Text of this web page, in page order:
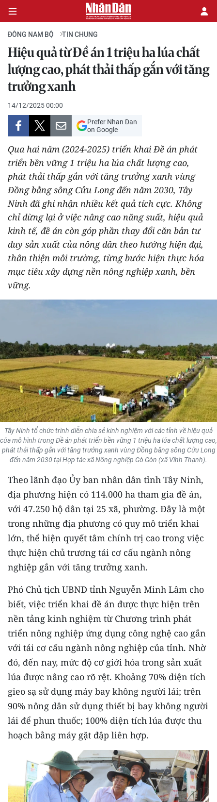
CHÍNH TRỊ
KINH TẾ
VĂN HÓA
XÃ HỘI
PHÁP LUẬT
DU LỊCH
THẾ GIỚI
THỂ THAO
GIÁO DỤC
Y TẾ
KHOA HỌC - CÔNG NGHỆ
BẠN ĐỌC
KIỂM CHỨNG THÔNG TIN
TRI THỨC CHUYÊN SÂU
54 DÂN TỘC VIỆT NAM
CHƯƠNG TRÌNH OCOP - MỖI XÃ
MỘT SẢN PHẨM
RADIO
MEDIA CENTER
E-Magazine
Video
Media Chính trị
Media Kinh tế
Media Văn hóa
Media Xã hội
Media Pháp luật
Media Du lịch
Media Thế giới
Media Thể thao
Media Giáo dục
Media Y tế
Media Khoa học - Công nghệ
ĐÔNG NAM BỘ TIN CHUNG
Hiệu quả từ Đề án 1 triệu ha lúa chất
lượng cao, phát thải thấp gắn với tăng
trưởng xanh
14/12/2025 00:00
Prefer Nhan Dan
on Google
Qua hai năm (2024-2025) triển khai Đề án phát
triển bền vững 1 triệu ha lúa chất lượng cao,
phát thải thấp gắn với tăng trưởng xanh vùng
Đồng bằng sông Cửu Long đến năm 2030, Tây
Ninh đã ghi nhận nhiều kết quả tích cực. Không
chỉ dừng lại ở việc nâng cao năng suất, hiệu quả
kinh tế, đề án còn góp phần thay đổi căn bản tư
duy sản xuất của nông dân theo hướng hiện đại,
thân thiện môi trường, từng bước hiện thực hóa
mục tiêu xây dựng nền nông nghiệp xanh, bền
vững.
Tây Ninh tổ chức trình diễn chia sẻ kinh nghiệm với các tỉnh về hiệu quả
của mô hình trong Đề án phát triển bền vững 1 triệu ha lúa chất lượng cao,
phát thải thấp gắn với tăng trưởng xanh vùng Đồng bằng sông Cửu Long
đến năm 2030 tại Hợp tác xã Nông nghiệp Gò Gòn (xã Vĩnh Thạnh).
Theo lãnh đạo Ủy ban nhân dân tỉnh Tây Ninh,
địa phương hiện có 114.000 ha tham gia đề án,
với 47.250 hộ dân tại 25 xã, phường. Đây là một
trong những địa phương có quy mô triển khai
lớn, thể hiện quyết tâm chính trị cao trong việc
thực hiện chủ trương tái cơ cấu ngành nông
nghiệp gắn với tăng trưởng xanh.
Phó Chủ tịch UBND tỉnh Nguyễn Minh Lâm cho
biết, việc triển khai đề án được thực hiện trên
nền tảng kinh nghiệm từ Chương trình phát
triển nông nghiệp ứng dụng công nghệ cao gắn
với tái cơ cấu ngành nông nghiệp của tỉnh. Nhờ
đó, đến nay, mức độ cơ giới hóa trong sản xuất
lúa được nâng cao rõ rệt. Khoảng 70% diện tích
gieo sạ sử dụng máy bay không người lái; trên
90% nông dân sử dụng thiết bị bay không người
lái để phun thuốc; 100% diện tích lúa được thu
hoạch bằng máy gặt đập liên hợp.